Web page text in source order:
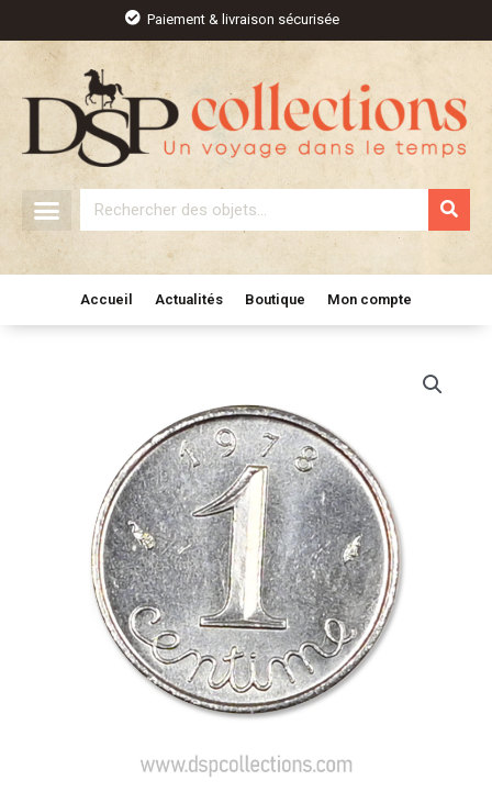
contenu
Paiement & livraison sécurisée
Rechercher
Accueil Actualités Boutique Mon compte